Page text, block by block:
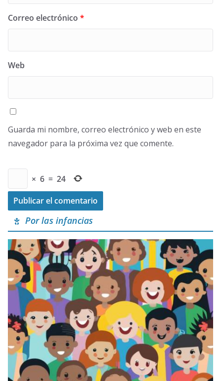
Correo electrónico *
Web
Guarda mi nombre, correo electrónico y web en este
navegador para la próxima vez que comente.
× 6 = 24
Por las infancias